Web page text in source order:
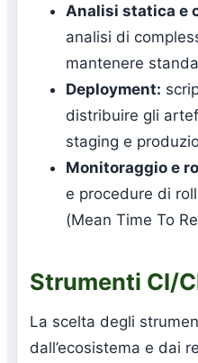
Analisi statica e
analisi di
mantenere
Deployment:
distribuire gli
staging e
Monitoraggio e
e procedure di
(Mean Time To
Strumenti CI/
La scelta degli
dall’ecosistema e dai